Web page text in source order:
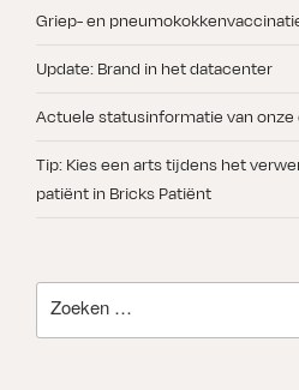
Griep- en
Update: Brand in het datacenter
Actuele statusinformatie van onze
Tip: Kies een arts tijdens het
patiënt in Bricks Patiënt